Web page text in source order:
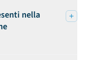
nella